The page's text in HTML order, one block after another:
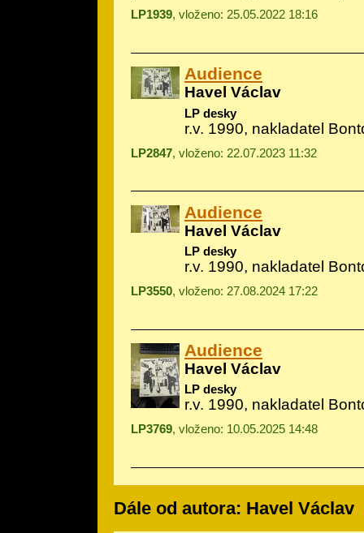
LP1939, vloženo: 25.05.2022 18:16
Audience
Havel Václav
LP desky
r.v. 1990, nakladatel
LP2847, vloženo: 22.07.2023 11:32
Audience
Havel Václav
LP desky
r.v. 1990, nakladatel
LP3550, vloženo: 27.08.2024 17:22
Audience
Havel Václav
LP desky
r.v. 1990, nakladatel
LP3769, vloženo: 10.05.2025 14:48
Dále od autora: Havel Václav